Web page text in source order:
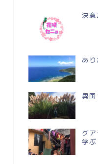
決
あ
異
グ
学ぶ